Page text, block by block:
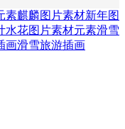
素麒麟图片素材新年图
水花图片素材元素滑雪
画滑雪旅游插画